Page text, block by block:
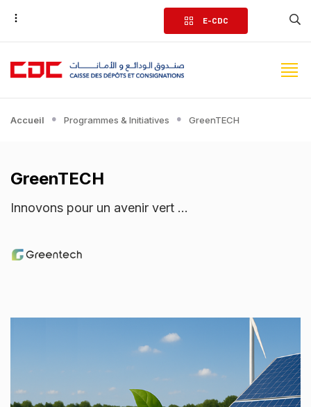
Aller
contenu
principal
E-CDC
Accueil Programmes & Initiatives GreenTECH
GreenTECH
Innovons pour un avenir vert ...